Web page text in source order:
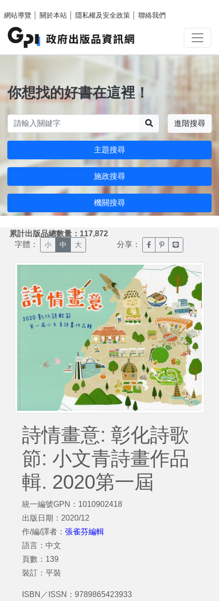
網站導覽
關於本站 隱私權及安全政策 聯絡我們
你想找的好書在這裡！
進階搜尋
主題搜尋
施政搜尋
機關搜尋
累計出版品總數量：117,872
字體： 小 中 大 分享： 臉書分享(另開新視窗)
噗浪分享(另開新
Line分享(另
詩情畫意: 彰化詩歌
節: 小文青詩畫作品
輯. 2020第一屆
統一編號GPN：1010902418
出版日期：2020/12
作/編/譯者： 張雀芬編輯
語言：中文
頁數：139
裝訂：平裝
ISBN／ISSN：9789865423933